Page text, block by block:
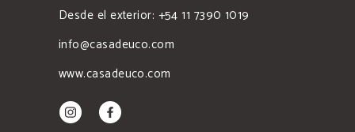
Desde el exterior: +54 11 7390 1019
info@casadeuco.com
www.casadeuco.com